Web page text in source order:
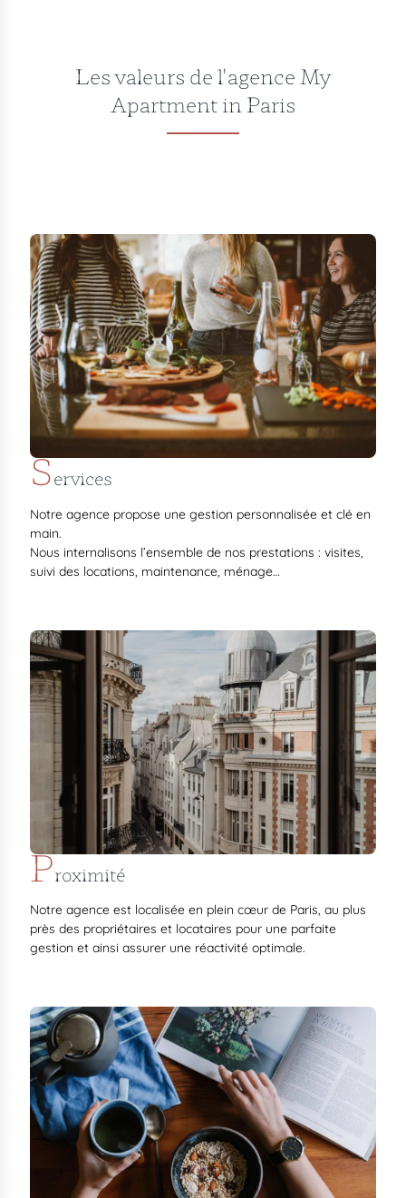
Les valeurs de l'agence My
Apartment in Paris
Services
Notre agence propose une gestion personnalisée et clé en
main.
Nous internalisons l’ensemble de nos prestations : visites,
suivi des locations, maintenance, ménage…
Proximité
Notre agence est localisée en plein cœur de Paris, au plus
près des propriétaires et locataires pour une parfaite
gestion et ainsi assurer une réactivité optimale.